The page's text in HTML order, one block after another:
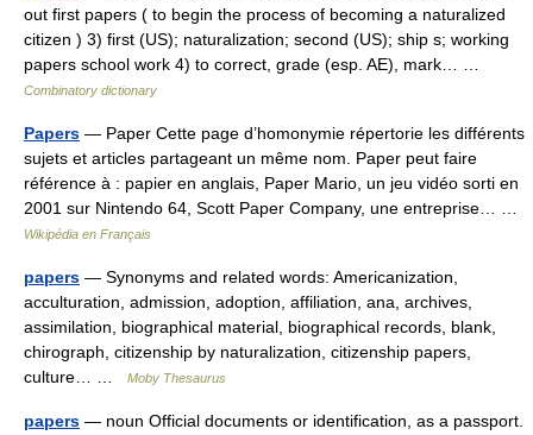
out first papers ( to begin the process of becoming a naturalized
citizen ) 3) first (US); naturalization; second (US); ship s; working
papers school work 4) to correct, grade (esp. AE), mark… …
Combinatory dictionary
Papers — Paper Cette page d’homonymie répertorie les différents
sujets et articles partageant un même nom. Paper peut faire
référence à : papier en anglais, Paper Mario, un jeu vidéo sorti en
2001 sur Nintendo 64, Scott Paper Company, une entreprise… …
Wikipédia en Français
papers — Synonyms and related words: Americanization,
acculturation, admission, adoption, affiliation, ana, archives,
assimilation, biographical material, biographical records, blank,
chirograph, citizenship by naturalization, citizenship papers,
culture… …
Moby Thesaurus
papers — noun Official documents or identification, as a passport.